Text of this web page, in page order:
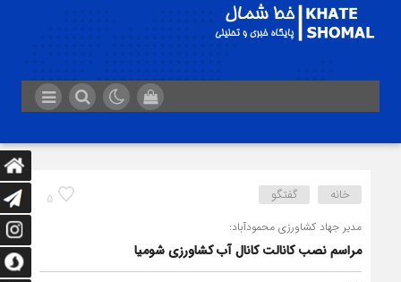
5 خانه گفتگو
مدیر جهاد کشاورزی محمودآباد:
مراسم نصب کانالت کانال آب کشاورزی شومیا